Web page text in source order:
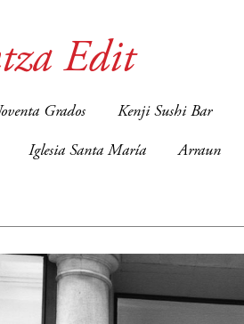
Edit
Grados Kenji Sushi Bar
Iglesia Santa María Arraun